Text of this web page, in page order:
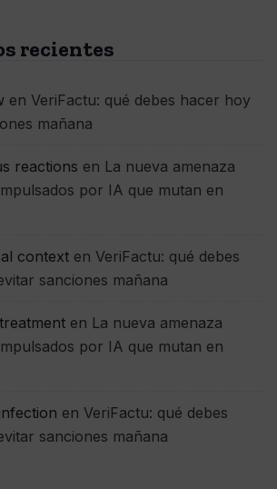
recientes
en VeriFactu: qué debes hacer hoy
mañana
reactions en La nueva amenaza
por IA que mutan en
context en VeriFactu: qué debes
sanciones mañana
en La nueva amenaza
por IA que mutan en
en VeriFactu: qué debes
sanciones mañana